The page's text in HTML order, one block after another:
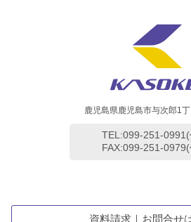
鹿児島県鹿児島市与次郎1
TEL:099-251-0991(
FAX:099-251-
資料請求｜お問合せ